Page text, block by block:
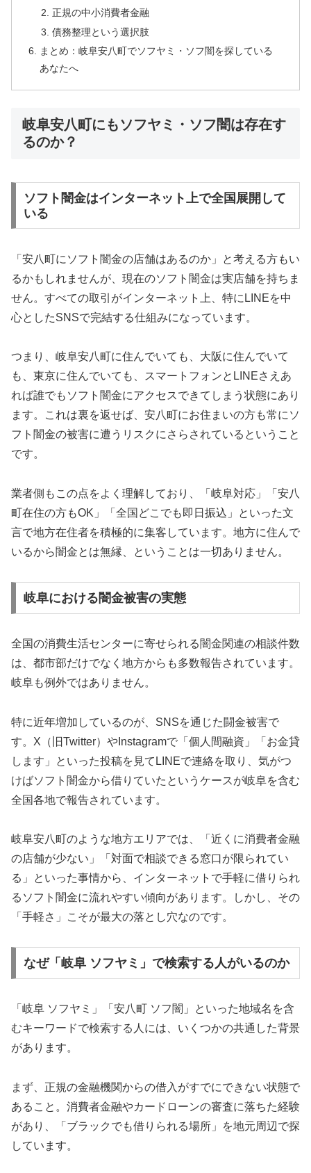
正規の中小消費者金融
債務整理という選択肢
まとめ：岐阜安八町でソフヤミ・ソフ闇を探している
あなたへ
岐阜安八町にもソフヤミ・ソフ闇は存在す
るのか？
ソフト闇金はインターネット上で全国展開して
いる
「安八町にソフト闇金の店舗はあるのか」と考える方もい
るかもしれませんが、現在のソフト闇金は実店舗を持ちま
せん。すべての取引がインターネット上、特にLINEを中
心としたSNSで完結する仕組みになっています。
つまり、岐阜安八町に住んでいても、大阪に住んでいて
も、東京に住んでいても、スマートフォンとLINEさえあ
れば誰でもソフト闇金にアクセスできてしまう状態にあり
ます。これは裏を返せば、安八町にお住まいの方も常にソ
フト闇金の被害に遭うリスクにさらされているということ
です。
業者側もこの点をよく理解しており、「岐阜対応」「安八
町在住の方もOK」「全国どこでも即日振込」といった文
言で地方在住者を積極的に集客しています。地方に住んで
いるから闇金とは無縁、ということは一切ありません。
岐阜における闇金被害の実態
全国の消費生活センターに寄せられる闇金関連の相談件数
は、都市部だけでなく地方からも多数報告されています。
岐阜も例外ではありません。
特に近年増加しているのが、SNSを通じた闘金被害で
す。X（旧Twitter）やInstagramで「個人間融資」「お金貸
します」といった投稿を見てLINEで連絡を取り、気がつ
けばソフト闇金から借りていたというケースが岐阜を含む
全国各地で報告されています。
岐阜安八町のような地方エリアでは、「近くに消費者金融
の店舗が少ない」「対面で相談できる窓口が限られてい
る」といった事情から、インターネットで手軽に借りられ
るソフト闇金に流れやすい傾向があります。しかし、その
「手軽さ」こそが最大の落とし穴なのです。
なぜ「岐阜 ソフヤミ」で検索する人がいるのか
「岐阜 ソフヤミ」「安八町 ソフ闇」といった地域名を含
むキーワードで検索する人には、いくつかの共通した背景
があります。
まず、正規の金融機関からの借入がすでにできない状態で
あること。消費者金融やカードローンの審査に落ちた経験
があり、「ブラックでも借りられる場所」を地元周辺で探
しています。